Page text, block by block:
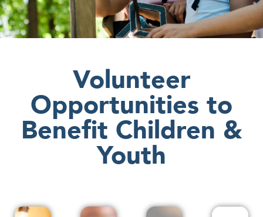
Volunteer
Opportunities to
Benefit Children &
Youth